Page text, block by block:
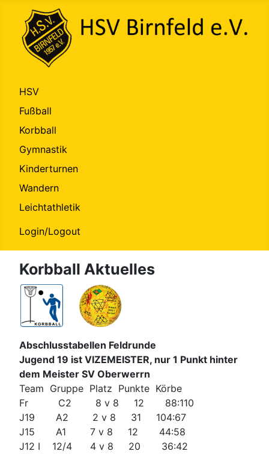
HSV
Fußball
Korbball
Gymnastik
Kinderturnen
Wandern
Leichtathletik
Login/Logout
Korbball Aktuelles
Abschlusstabellen Feldrunde
Jugend 19 ist VIZEMEISTER, nur 1 Punkt hinter
dem Meister SV Oberwerrn
Team Gruppe Platz Punkte Körbe
Fr C2 8 v 8 12 88:110
J19 A2 2 v 8 31 104:67
J15 A1 7 v 8 12 44:58
J12 I 12/4 4 v 8 20 36:42